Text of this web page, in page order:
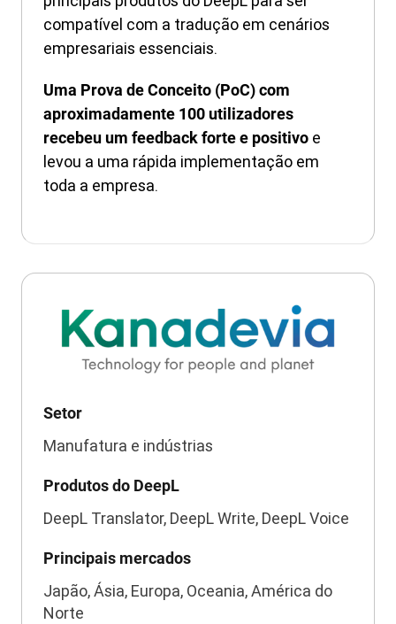
compatível com a tradução em cenários
empresariais essenciais.
Uma Prova de Conceito (PoC) com
aproximadamente 100 utilizadores
recebeu um feedback forte e positivo e
levou a uma rápida implementação em
toda a empresa.
Setor
Manufatura e indústrias
Produtos do DeepL
DeepL Translator, DeepL Write, DeepL Voice
Principais mercados
Japão, Ásia, Europa, Oceania, América do
Norte